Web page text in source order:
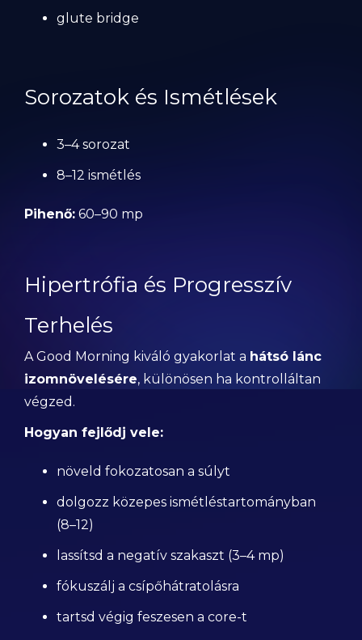
glute bridge
Sorozatok és Ismétlések
3–4 sorozat
8–12 ismétlés
Pihenő: 60–90 mp
Hipertrófia és Progresszív
Terhelés
A Good Morning kiváló gyakorlat a hátsó lánc
izomnövelésére, különösen ha kontrolláltan
végzed.
Hogyan fejlődj vele:
növeld fokozatosan a súlyt
dolgozz közepes ismétléstartományban
(8–12)
lassítsd a negatív szakaszt (3–4 mp)
fókuszálj a csípőhátratolásra
tartsd végig feszesen a core-t